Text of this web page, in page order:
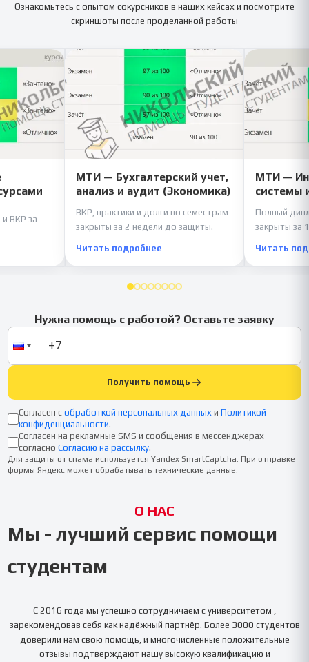
Ознакомьтесь с опытом сокурсников в наших кейсах и посмотрите
скриншоты после проделанной работы
и ВКР за
МТИ — Бухгалтерский учет,
анализ и аудит (Экономика)
ВКР, практики и долги по семестрам
закрыты за 2 недели до защиты.
Читать подробнее
МТИ —
системы
Полный
закрыты за
Читать
Нужна помощь с работой? Оставьте заявку
Получить помощь
Согласен с обработкой персональных данных и Политикой
конфиденциальности.
Согласен на рекламные SMS и сообщения в мессенджерах
согласно Согласию на рассылку.
Для защиты от спама используется Yandex SmartCaptcha. При отправке
формы Яндекс может обрабатывать технические данные.
О НАС
Мы - лучший сервис помощи
студентам
С 2016 года мы успешно сотрудничаем с университетом
зарекомендовав себя как надёжный партнёр. Более 3000 студентов
доверили нам свою помощь, и многочисленные положительные
отзывы подтверждают нашу высокую квалификацию и